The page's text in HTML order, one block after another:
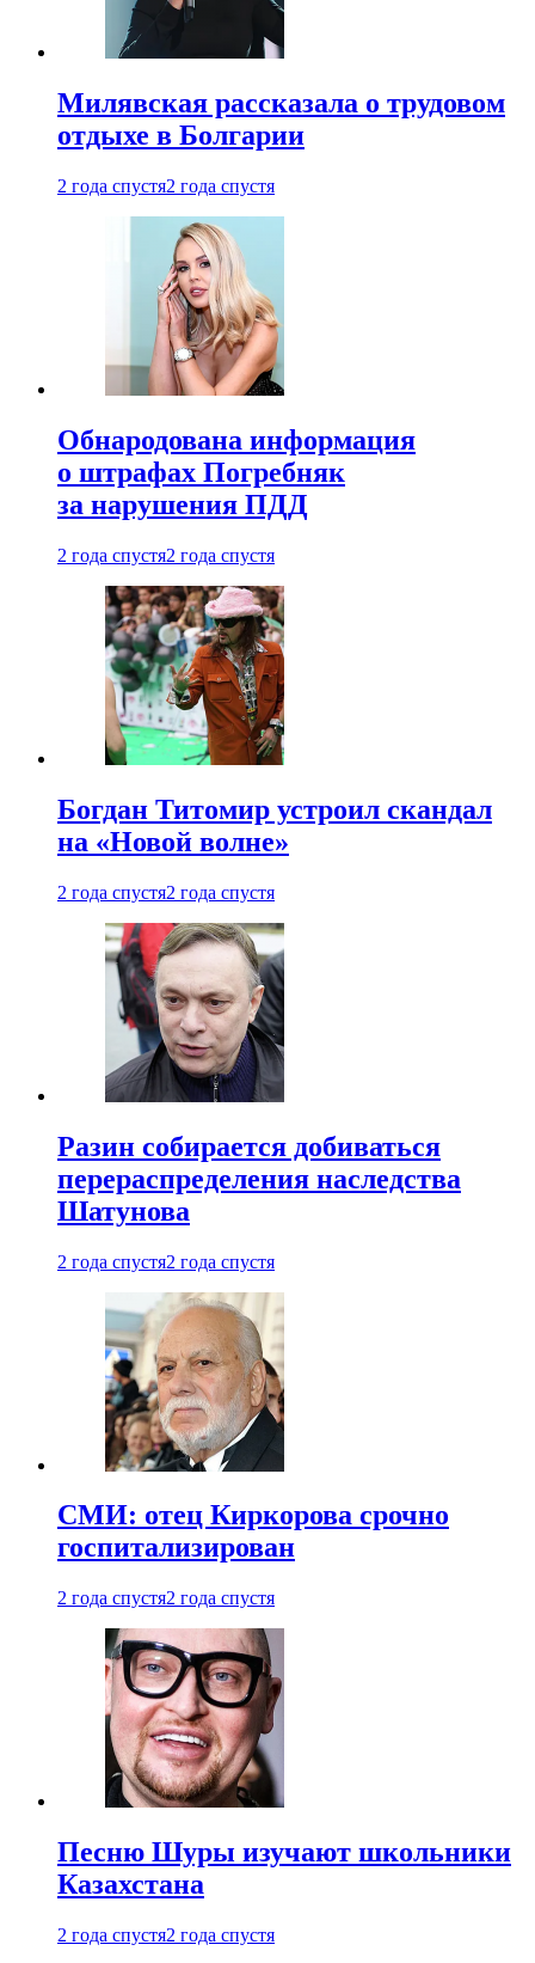
Милявская рассказала о трудовом
отдыхе в Болгарии
2 года спустя2 года спустя
Обнародована информация
о штрафах Погребняк
за нарушения ПДД
2 года спустя2 года спустя
Богдан Титомир устроил скандал
на «Новой волне»
2 года спустя2 года спустя
Разин собирается добиваться
перераспределения наследства
Шатунова
2 года спустя2 года спустя
СМИ: отец Киркорова срочно
госпитализирован
2 года спустя2 года спустя
Песню Шуры изучают школьники
Казахстана
2 года спустя2 года спустя